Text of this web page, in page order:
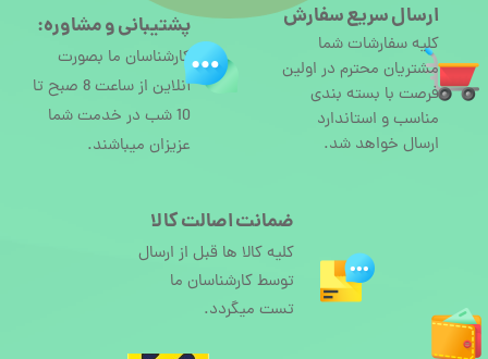
ارسال سریع سفارش
کلیه سفارشات شما
مشتریان محترم در اولین
فرصت با بسته بندی
مناسب و استاندارد
ارسال خواهد شد.
پشتیبانی و مشاوره:
کارشناسان ما بصورت
آنلاین از ساعت 8 صبح تا
10 شب در خدمت شما
عزیزان میباشند.
ضمانت اصالت کالا
کلیه کالا ها قبل از ارسال
توسط کارشناسان ما
تست میگردد.